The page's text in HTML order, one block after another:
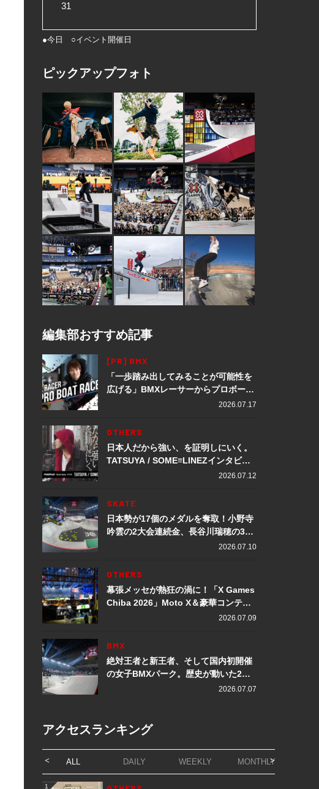
31
●今日 ○イベント開催日
ピックアップフォト
編集部おすすめ記事
[PR] BMX
「一歩踏み出してみることが可能性を
広げる」BMXレーサーからプロボート
レーサーへ転身。上田龍星が体現する
2026.07.17
OTHERS
日本人だから強い、を証明しにいく。
TATSUYA / SOME≡LINEZインタビュ
2026.07.12
SKATE
日本勢が17個のメダルを奪取！小野寺
吟雲の2大会連続金、長谷川瑞穂の3メ
ダル獲得など数々の快挙をプレイバッ
2026.07.10
OTHERS
幕張メッセが熱狂の渦に！「X Games
Chiba 2026」Moto X＆豪華コンテン
2026.07.09
BMX
絶対王者と新王者、そして国内初開催
の女子BMXパーク。歴史が動いた2日
2026.07.07
アクセスランキング
ALL DAILY WEEKLY MONTHLY
1